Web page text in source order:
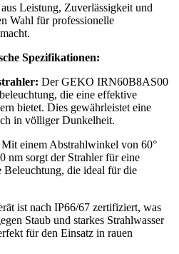
Leistung, Zuverlässigkeit und
Wahl für professionelle
Spezifikationen:
Der GEKO IRN60B8AS00
die eine effektive
bietet. Dies gewährleistet eine
in völliger Dunkelheit.
Mit einem Abstrahlwinkel von 60°
nm sorgt der Strahler für eine
die ideal für die
ist nach IP66/67 zertifiziert, was
Staub und starkes Strahlwasser
für den Einsatz in rauen